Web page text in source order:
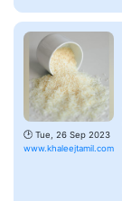
🕑 Tue, 26 Sep 2023
www.khaleejtamil.com